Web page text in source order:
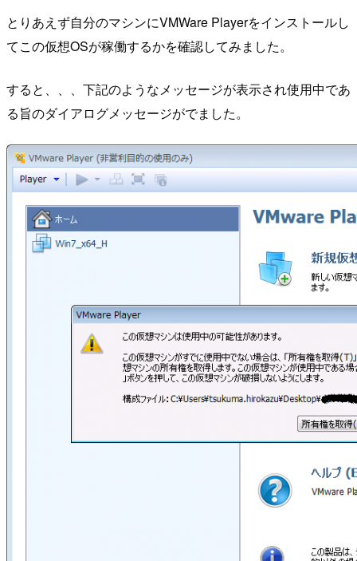
とりあえず自分のマシンにVMWare Playerをインストールし
てこの仮想OSが稼働するかを確認してみました。
すると、、、下記のようなメッセージが表示され使用中であ
る旨のダイアログメッセージがでました。